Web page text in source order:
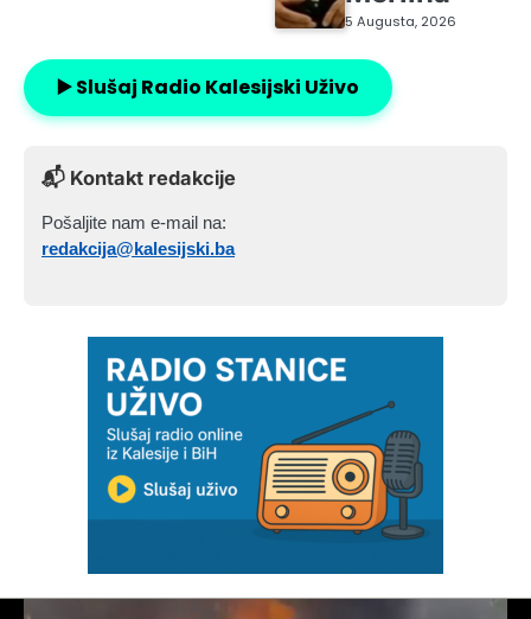
5 Augusta, 2026
▶️ Slušaj Radio Kalesijski Uživo
📬 Kontakt redakcije
Pošaljite nam e-mail na:
redakcija@kalesijski.ba